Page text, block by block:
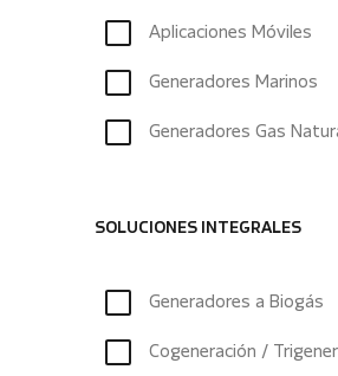
Aplicaciones Móviles
Generadores Marinos
Generadores Gas
SOLUCIONES INTEGRALES
Generadores a Biogás
Cogeneración /